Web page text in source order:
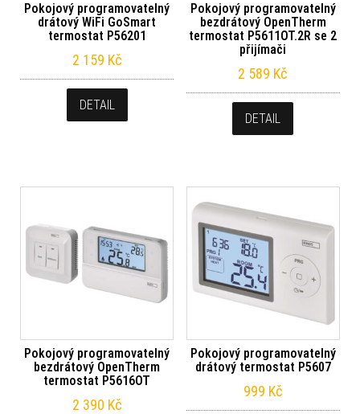
Pokojový programovatelný
drátový WiFi GoSmart
termostat P56201
2 159 Kč
DETAIL
Pokojový programovatelný
bezdrátový OpenTherm
termostat P5611OT.2R se 2
přijímači
2 589 Kč
DETAIL
Pokojový programovatelný
bezdrátový OpenTherm
termostat P5616OT
2 390 Kč
Pokojový programovatelný
drátový termostat P5607
999 Kč